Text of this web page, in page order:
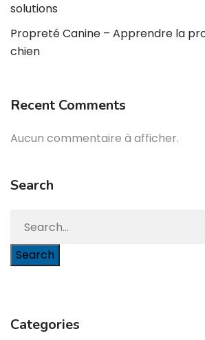
solutions
Propreté Canine – Apprendre la
chien
Recent Comments
Aucun commentaire à afficher.
Search
Search
Categories